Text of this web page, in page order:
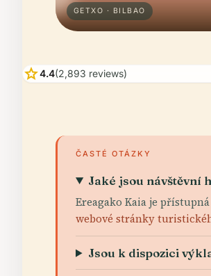
GETXO · BILBAO
star4.4(2,893 reviews)
ČASTÉ OTÁZKY
Jaké jsou návštěvní
Ereagako Kaia je
webové stránky
Jsou k dispozici